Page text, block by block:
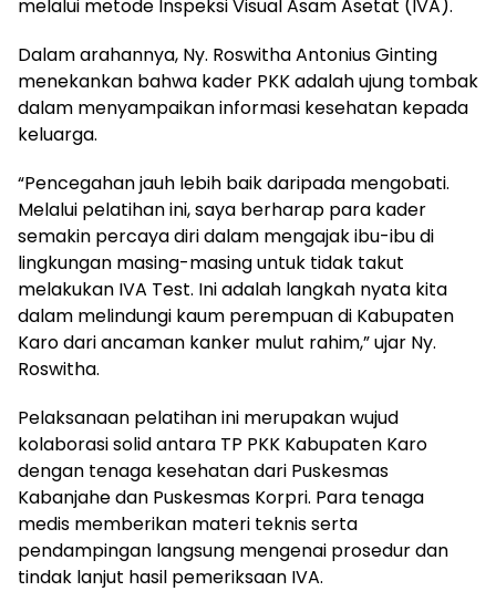
melalui metode Inspeksi Visual Asam Asetat (IVA).
Dalam arahannya, Ny. Roswitha Antonius Ginting
menekankan bahwa kader PKK adalah ujung tombak
dalam menyampaikan informasi kesehatan kepada
keluarga.
“Pencegahan jauh lebih baik daripada mengobati.
Melalui pelatihan ini, saya berharap para kader
semakin percaya diri dalam mengajak ibu-ibu di
lingkungan masing-masing untuk tidak takut
melakukan IVA Test. Ini adalah langkah nyata kita
dalam melindungi kaum perempuan di Kabupaten
Karo dari ancaman kanker mulut rahim,” ujar Ny.
Roswitha.
Pelaksanaan pelatihan ini merupakan wujud
kolaborasi solid antara TP PKK Kabupaten Karo
dengan tenaga kesehatan dari Puskesmas
Kabanjahe dan Puskesmas Korpri. Para tenaga
medis memberikan materi teknis serta
pendampingan langsung mengenai prosedur dan
tindak lanjut hasil pemeriksaan IVA.